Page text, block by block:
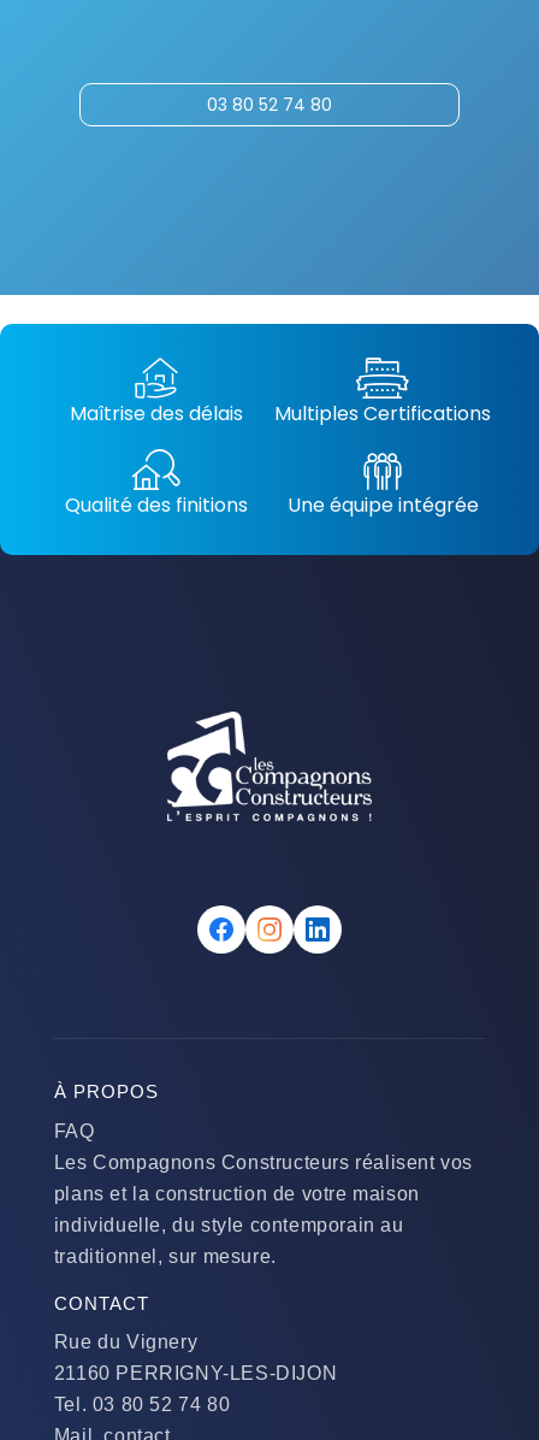
03 80 52 74 80
Maîtrise des délais Multiples Certifications
Qualité des finitions Une équipe intégrée
À PROPOS
FAQ
Les Compagnons Constructeurs réalisent vos
plans et la construction de votre maison
individuelle, du style contemporain au
traditionnel, sur mesure.
CONTACT
Rue du Vignery
21160 PERRIGNY-LES-DIJON
Tel. 03 80 52 74 80